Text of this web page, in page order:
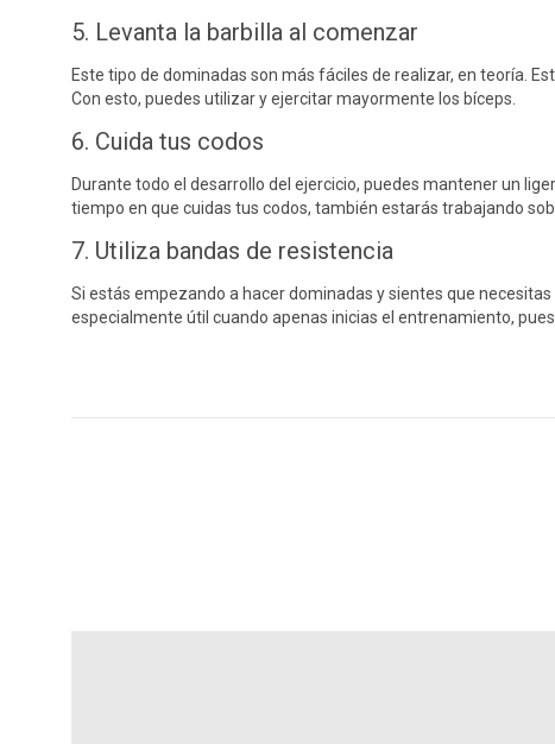
5. Levanta la barbilla al comenzar
Este tipo de dominadas son más fáciles de realizar, en teoría.
Con esto, puedes utilizar y ejercitar mayormente los bíceps.
6. Cuida tus codos
Durante todo el desarrollo del ejercicio, puedes mantener un
tiempo en que cuidas tus codos, también estarás trabajando
7. Utiliza bandas de resistencia
Si estás empezando a hacer dominadas y sientes que
especialmente útil cuando apenas inicias el entrenamiento,